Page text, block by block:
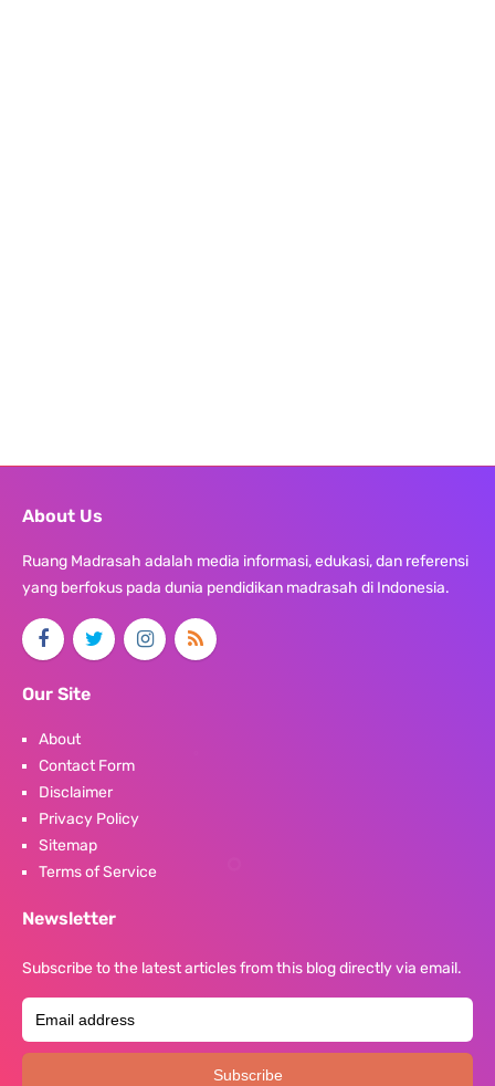
About Us
Ruang Madrasah adalah media informasi, edukasi, dan referensi
yang berfokus pada dunia pendidikan madrasah di Indonesia.
Our Site
About
Contact Form
Disclaimer
Privacy Policy
Sitemap
Terms of Service
Newsletter
Subscribe to the latest articles from this blog directly via email.